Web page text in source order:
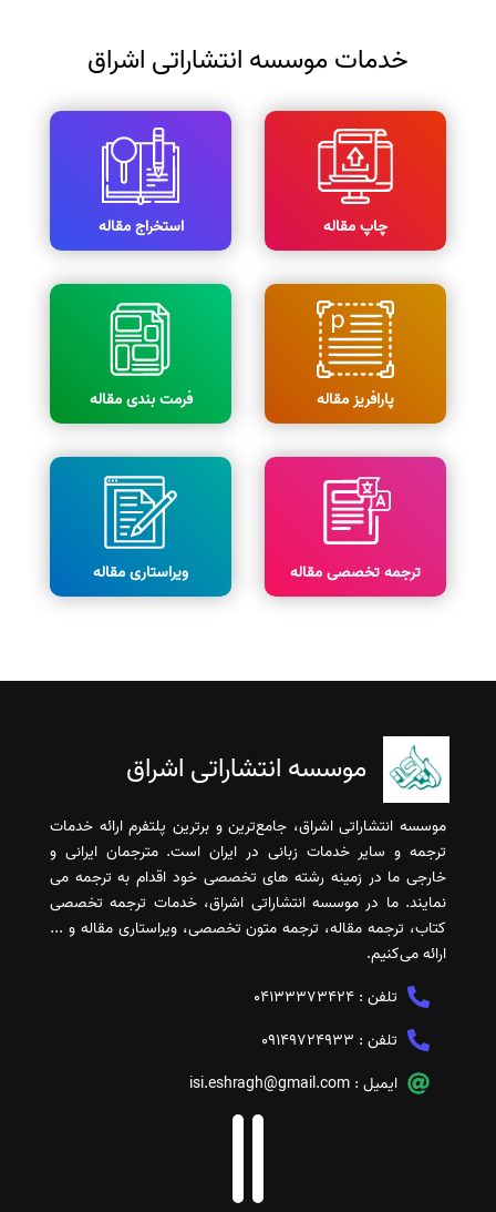
خدمات موسسه انتشاراتی اشراق
چاپ مقاله استخراج مقاله
پارافریز مقاله فرمت بندی مقاله
ترجمه تخصصی مقاله ویراستاری مقاله
موسسه انتشاراتی اشراق
موسسه انتشاراتی اشراق، جامع‌ترین و برترین پلتفرم ارائه خدمات
ترجمه و سایر خدمات زبانی در ایران است. مترجمان ایرانی و
خارجی ما در زمینه رشته های تخصصی خود اقدام به ترجمه می
نمایند. ما در موسسه انتشاراتی اشراق، خدمات ترجمه تخصصی
کتاب، ترجمه مقاله، ترجمه متون تخصصی، ویراستاری مقاله و ...
ارائه می‌کنیم.
تلفن : 04133373424
تلفن : 09149724933
ایمیل : isi.eshragh@gmail.com